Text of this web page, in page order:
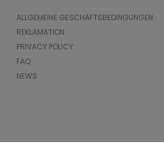
ALLGEMEINE GESCHÄFTSBEDINGUNGEN
REKLAMATION
PRIVACY POLICY
FAQ
NEWS